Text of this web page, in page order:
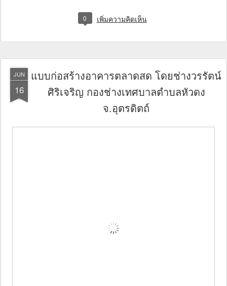
0 เพิ่มความคิดเห็น
JUN
16
แบบก่อสร้างอาคารตลาดสด โดยช่างวรรัตน์
ศิริเจริญ กองช่างเทศบาลตำบลหัวดง
จ.อุตรดิตถ์